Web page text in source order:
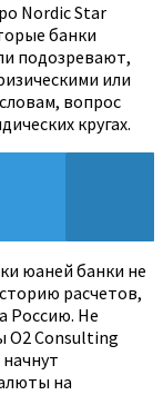
Nordic Star
банки
подозревают,
или
вопрос
кругах.
юаней банки не
расчетов,
Россию. Не
О2 Consulting
на